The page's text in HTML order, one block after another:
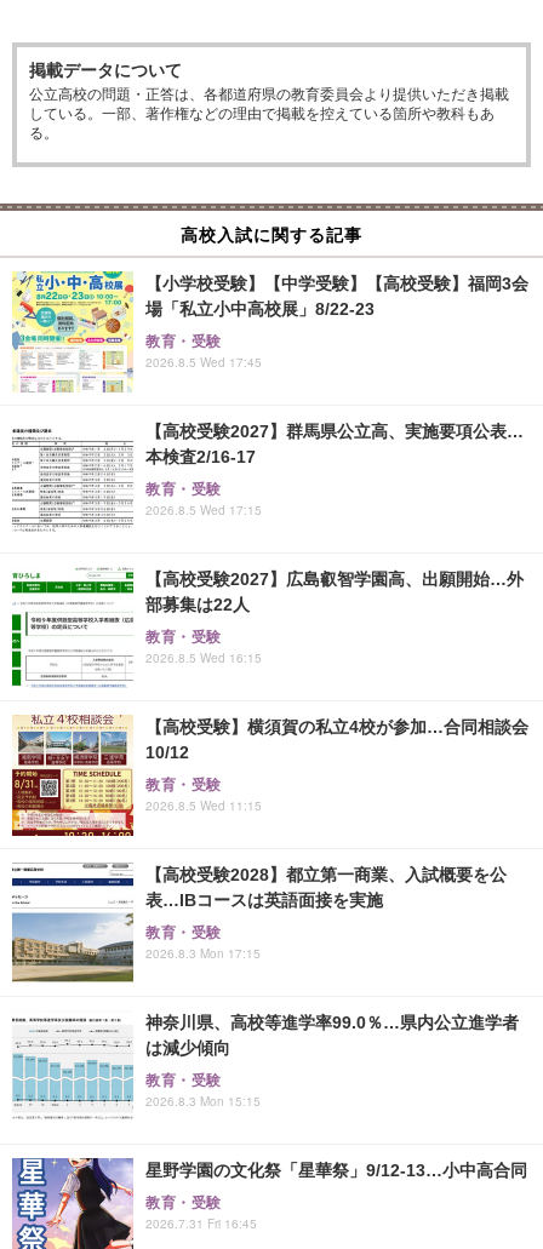
掲載データについて
公立高校の問題・正答は、各都道府県の教育委員会より提供いただき掲載
している。一部、著作権などの理由で掲載を控えている箇所や教科もあ
る。
高校入試に関する記事
【小学校受験】【中学受験】【高校受験】福岡3会
場「私立小中高校展」8/22-23
教育・受験
2026.8.5 Wed 17:45
【高校受験2027】群馬県公立高、実施要項公表…
本検査2/16-17
教育・受験
2026.8.5 Wed 17:15
【高校受験2027】広島叡智学園高、出願開始…外
部募集は22人
教育・受験
2026.8.5 Wed 16:15
【高校受験】横須賀の私立4校が参加…合同相談会
10/12
教育・受験
2026.8.5 Wed 11:15
【高校受験2028】都立第一商業、入試概要を公
表…IBコースは英語面接を実施
教育・受験
2026.8.3 Mon 17:15
神奈川県、高校等進学率99.0％…県内公立進学者
は減少傾向
教育・受験
2026.8.3 Mon 15:15
星野学園の文化祭「星華祭」9/12-13…小中高合同
教育・受験
2026.7.31 Fri 16:45